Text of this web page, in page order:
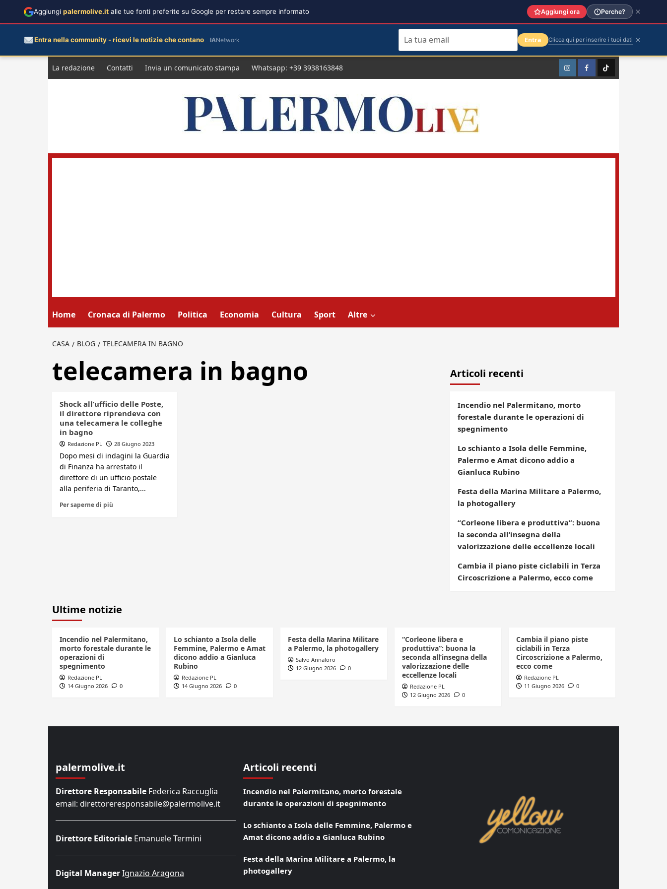
La redazione Contatti Invia un comunicato stampa Whatsapp: +39 3938163848 InstagramFacebookTikTok
Home Cronaca di Palermo Politica Economia Cultura Sport Altre
CASA BLOG TELECAMERA IN BAGNO
telecamera in bagno
Shock all’ufficio delle Poste,
il direttore riprendeva con
una telecamera le colleghe
in bagno
Redazione PL 28 Giugno 2023
Dopo mesi di indagini la Guardia
di Finanza ha arrestato il
direttore di un ufficio postale
alla periferia di Taranto,...
Per saperne di più
Articoli recenti
Incendio nel Palermitano, morto
forestale durante le operazioni di
spegnimento
Lo schianto a Isola delle Femmine,
Palermo e Amat dicono addio a
Gianluca Rubino
Festa della Marina Militare a Palermo,
la photogallery
“Corleone libera e produttiva”: buona
la seconda all’insegna della
valorizzazione delle eccellenze locali
Cambia il piano piste ciclabili in Terza
Circoscrizione a Palermo, ecco come
Ultime notizie
Incendio nel Palermitano,
morto forestale durante le
operazioni di
spegnimento
Redazione PL
14 Giugno 2026
0
Lo schianto a Isola delle
Femmine, Palermo e Amat
dicono addio a Gianluca
Rubino
Redazione PL
14 Giugno 2026
0
Festa della Marina Militare
a Palermo, la photogallery
Salvo Annaloro
12 Giugno 2026
0
“Corleone libera e
produttiva”: buona la
seconda all’insegna della
valorizzazione delle
eccellenze locali
Redazione PL
12 Giugno 2026
0
Cambia il piano piste
ciclabili in Terza
Circoscrizione a Palermo,
ecco come
Redazione PL
11 Giugno 2026
0
palermolive.it
Direttore Responsabile Federica Raccuglia
email: direttoreresponsabile@palermolive.it
Direttore Editoriale Emanuele Termini
Digital ManagerIgnazio Aragona
Articoli recenti
Incendio nel Palermitano, morto forestale
durante le operazioni di spegnimento
Lo schianto a Isola delle Femmine, Palermo e
Amat dicono addio a Gianluca Rubino
Festa della Marina Militare a Palermo, la
photogallery
Aggiungi palermolive.it alle tue fonti preferite su Google per restare sempre informato Aggiungi ora Perche?
Entra nella community - ricevi le notizie che contano IANetwork Entra Clicca qui per inserire i tuoi dati